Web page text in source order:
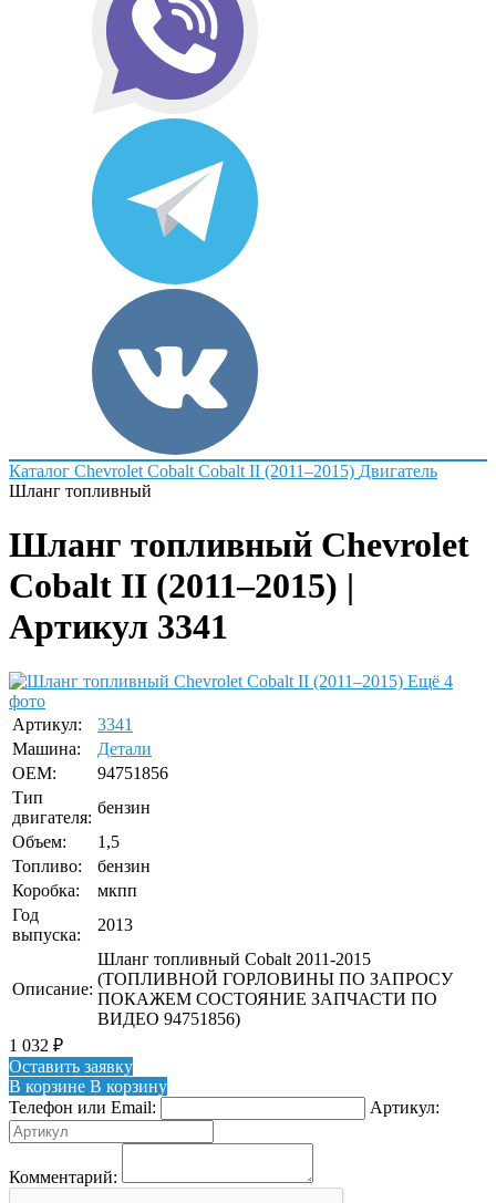
Каталог Chevrolet Cobalt Cobalt II (2011–2015) Двигатель
Шланг топливный
Шланг топливный Chevrolet
Cobalt II (2011–2015) |
Артикул 3341
Ещё 4
фото
Артикул:
3341
Машина:
Детали
OEM:
94751856
Тип
двигателя:
бензин
Объем:
1,5
Топливо:
бензин
Коробка:
мкпп
Год
выпуска:
2013
Описание:
Шланг топливный Cobalt 2011-2015
(ТОПЛИВНОЙ ГОРЛОВИНЫ ПО ЗАПРОСУ
ПОКАЖЕМ СОСТОЯНИЕ ЗАПЧАСТИ ПО
ВИДЕО 94751856)
1 032 ₽
Оставить заявку
В корзине В корзину
Телефон или Email:
Артикул:
Комментарий: